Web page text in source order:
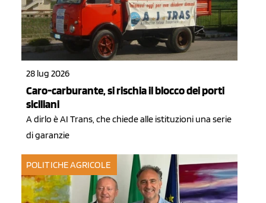
28 lug 2026
Caro-carburante, si rischia il blocco dei porti
siciliani
A dirlo è AI Trans, che chiede alle istituzioni una serie
di garanzie
POLITICHE AGRICOLE